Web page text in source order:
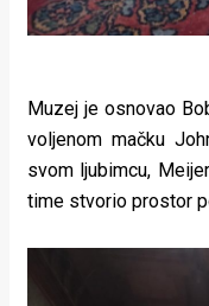
Muzej je osnovao
voljenom mačku
svom ljubimcu,
time stvorio prostor